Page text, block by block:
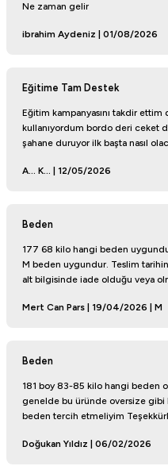
Ne zaman gelir
ibrahim Aydeniz | 01/08/2026
Eğitime Tam Destek
Eğitim kampanyasını takdir
kullanıyordum bordo deri ceket
şahane duruyor ilk başta nasıl
A... K... | 12/05/2026
Beden
177 68 kilo hangi beden
M beden uygundur. Teslim
alt bilgisinde iade olduğu veya
Mert Can Pars | 19/04/2026 | M
Beden
181 boy 83-85 kilo hangi beden
genelde bu üründe oversize
beden tercih etmeliyim
Doğukan Yıldız | 06/02/2026